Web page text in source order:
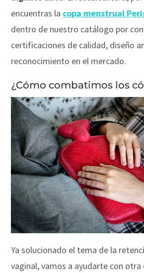
encuentras la copa menstrual
dentro de nuestro catálogo por
certificaciones de calidad, diseño
reconocimiento en el mercado.
¿Cómo combatimos los
Ya solucionado el tema de la
vaginal, vamos a ayudarte con otra